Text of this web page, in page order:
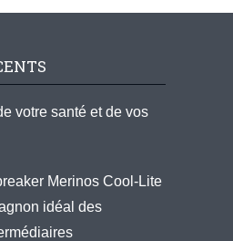
votre santé et de vos
Merinos Cool-Lite
idéal des